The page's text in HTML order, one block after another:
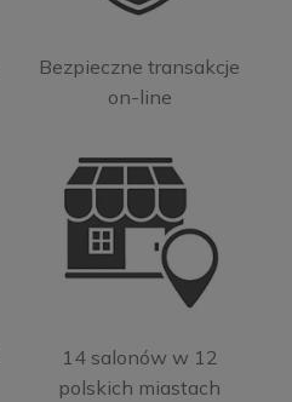
Bezpieczne transakcje
on-line
14 salonów w 12
polskich miastach